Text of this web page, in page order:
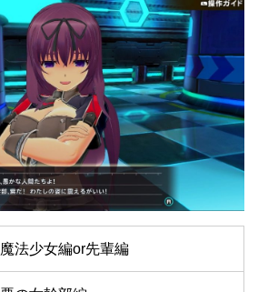
魔法少女編or先輩編